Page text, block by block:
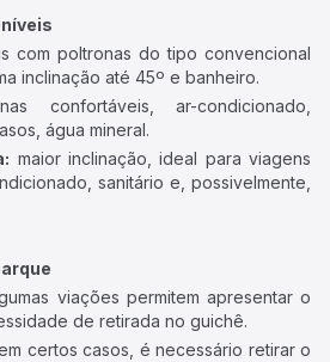
com poltronas do tipo convencional
inclinação até 45º e banheiro.
confortáveis, ar-condicionado,
água mineral.
maior inclinação, ideal para viagens
sanitário e, possivelmente,
viações permitem apresentar o
de retirada no guichê.
certos casos, é necessário retirar o